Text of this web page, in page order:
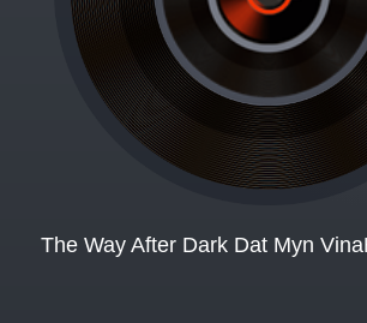
The Way After Dark Dat Myn